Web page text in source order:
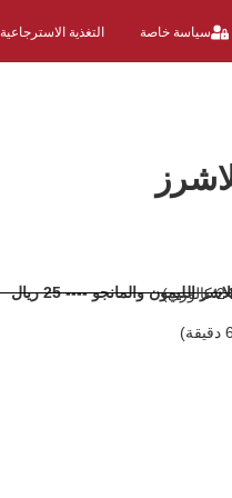
سياسة خاصة التغذية الاسترجاعية
الليمون والمانجو ---- 25 ريال